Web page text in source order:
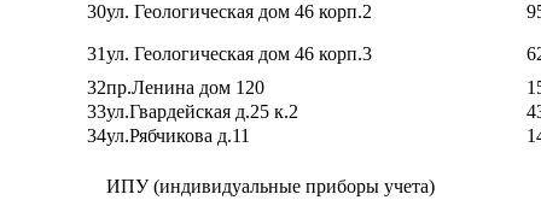
30ул. Геологическая дом 46 корп.2
31ул. Геологическая дом 46 корп.3
32пр.Ленина дом 120
33ул.Гвардейская д.25 к.2
34ул.Рябчикова д.11
ИПУ (индивидуальные приборы учета)